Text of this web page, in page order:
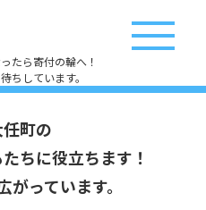
たら寄付の輪へ！
ちしています。
町の
ちに役立ちます！
っています。